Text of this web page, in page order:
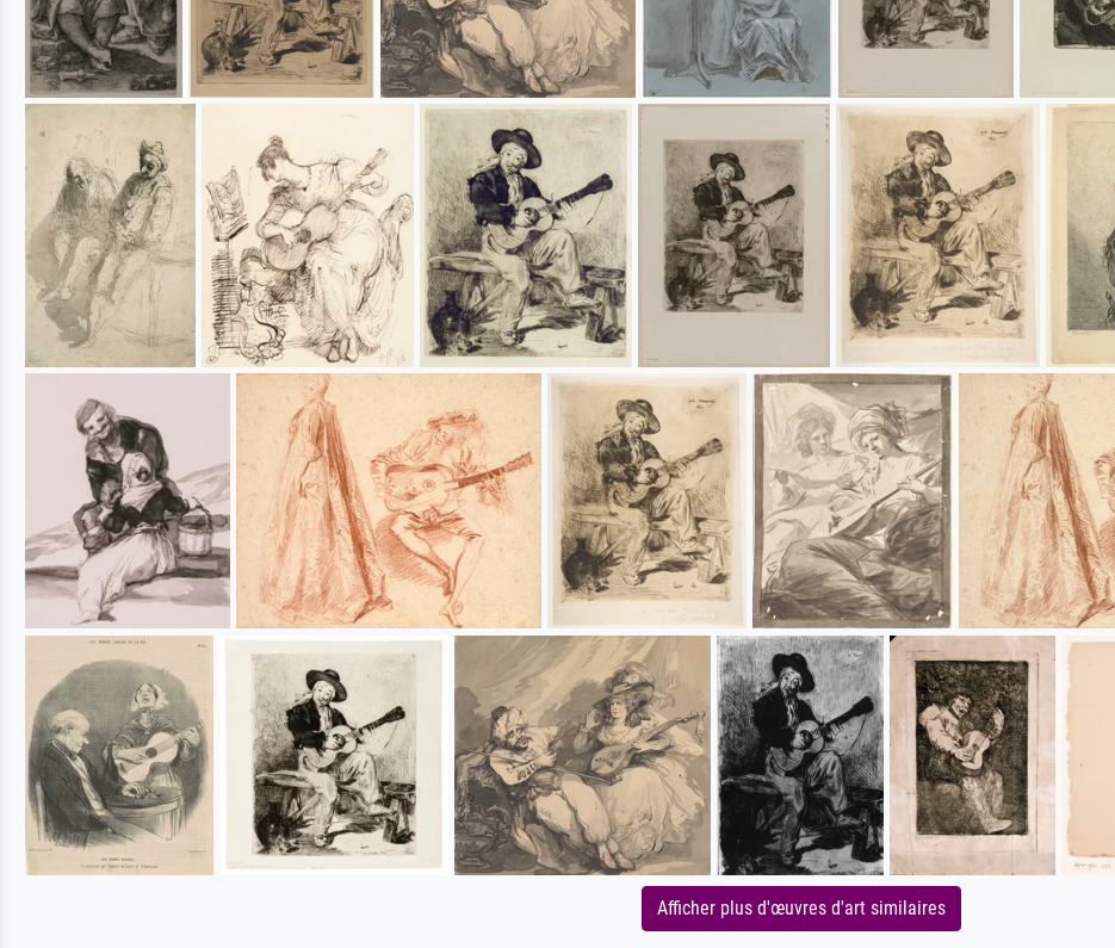
Afficher plus d'œuvres d'art similaires